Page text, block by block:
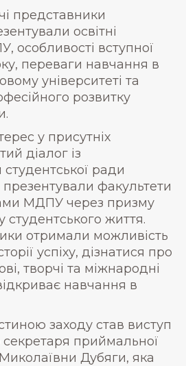
представники
освітні
особливості вступної
переваги навчання в
університеті та
розвитку
у присутніх
діалог із
ради
презентували факультети
МДПУ через призму
студентського життя.
отримали можливість
успіху, дізнатися про
творчі та міжнародні
навчання в
заходу став виступ
секретаря приймальної
Миколаївни Дубяги, яка